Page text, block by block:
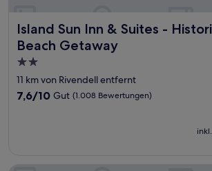
Island Sun Inn & Suites -
Beach Getaway
Island Sun Inn & Suites - Historic
2.0-
Sterne-
Unterkunft
11 km von Rivendell entfernt
7.6
7,6/10 Gut (1.008 Bewertungen)